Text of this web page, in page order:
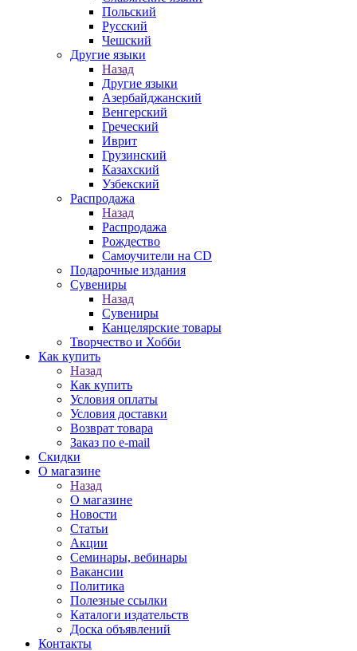
Польский
Русский
Чешский
Другие языки
Назад
Другие языки
Азербайджанский
Венгерский
Греческий
Иврит
Грузинский
Казахский
Узбекский
Распродажа
Назад
Распродажа
Рождество
Самоучители на CD
Подарочные издания
Сувениры
Назад
Сувениры
Канцелярские товары
Творчество и Хобби
Как купить
Назад
Как купить
Условия оплаты
Условия доставки
Возврат товара
Заказ по e-mail
Скидки
О магазине
Назад
О магазине
Новости
Статьи
Акции
Семинары, вебинары
Вакансии
Политика
Полезные ссылки
Каталоги издательств
Доска объявлений
Контакты